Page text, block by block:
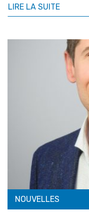
LIRE LA SUITE
NOUVELLES